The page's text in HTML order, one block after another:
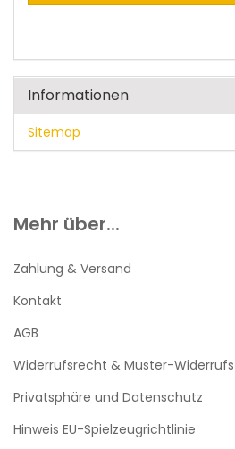
Informationen
Sitemap
Mehr über...
Zahlung & Versand
Kontakt
AGB
Widerrufsrecht & Muster-
Privatsphäre und Datenschutz
Hinweis EU-Spielzeugrichtlinie